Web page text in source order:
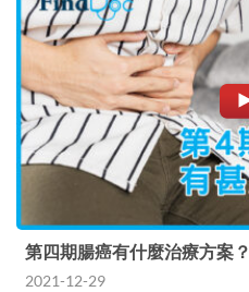
第四期腸癌有什麼治療方案？
2021-12-29